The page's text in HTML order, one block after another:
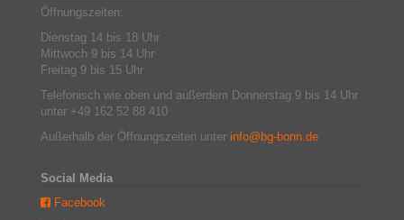
Öffnungszeiten:
Dienstag 14 bis 18 Uhr
Mittwoch 9 bis 14 Uhr
Freitag 9 bis 15 Uhr
Telefonisch wie oben und außerdem Donnerstag 9 bis 14 Uhr
unter +49 162 52 88 410
Außerhalb der Öffnungszeiten unter info@bg-bonn.de
Social Media
Facebook